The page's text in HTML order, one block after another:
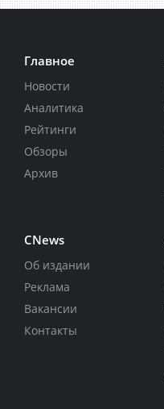
Главное
Новости
Аналитика
Рейтинги
Обзоры
Архив
CNews
Об издании
Реклама
Вакансии
Контакты